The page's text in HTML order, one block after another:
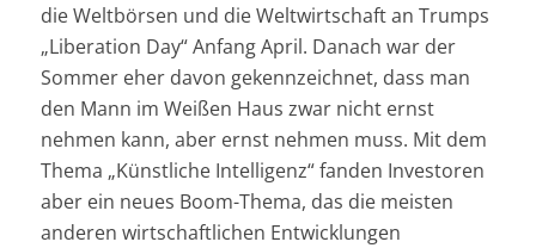
die Weltbörsen und die Weltwirtschaft an Trumps
„Liberation Day“ Anfang April. Danach war der
Sommer eher davon gekennzeichnet, dass man
den Mann im Weißen Haus zwar nicht ernst
nehmen kann, aber ernst nehmen muss. Mit dem
Thema „Künstliche Intelligenz“ fanden Investoren
aber ein neues Boom-Thema, das die meisten
anderen wirtschaftlichen Entwicklungen